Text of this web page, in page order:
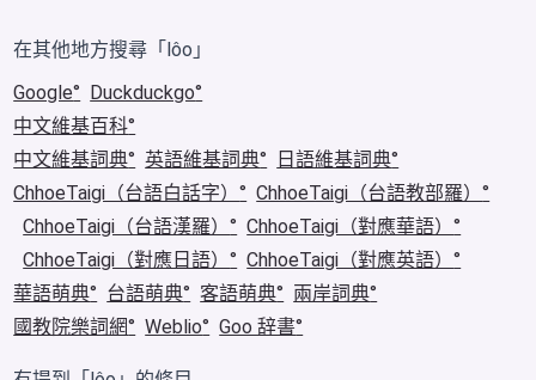
在其他地方搜尋「lôo」
Google
Duckduckgo
中文維基百科
中文維基詞典
英語維基詞典
日語維基詞典
ChhoeTaigi（台語白話字）
ChhoeTaigi（台語教部羅）
ChhoeTaigi（台語漢羅）
ChhoeTaigi（對應華語）
ChhoeTaigi（對應日語）
ChhoeTaigi（對應英語）
華語萌典
台語萌典 客語萌典
兩岸詞典
國教院樂詞網
Weblio Goo 辞書